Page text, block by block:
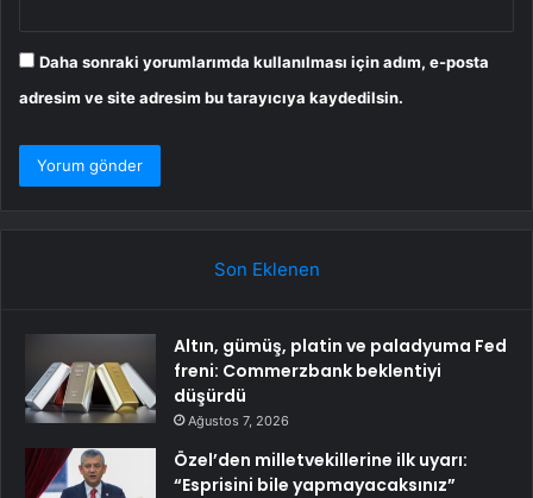
Daha sonraki yorumlarımda kullanılması için adım, e-posta
adresim ve site adresim bu tarayıcıya kaydedilsin.
Son Eklenen
Altın, gümüş, platin ve paladyuma Fed
freni: Commerzbank beklentiyi
düşürdü
Ağustos 7, 2026
Özel’den milletvekillerine ilk uyarı:
“Esprisini bile yapmayacaksınız”